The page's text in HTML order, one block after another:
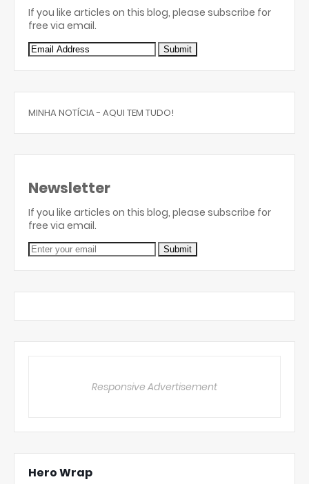
If you like articles on this blog, please subscribe for
free via email.
MINHA NOTÍCIA - AQUI TEM TUDO!
Newsletter
If you like articles on this blog, please subscribe for
free via email.
Responsive Advertisement
Hero Wrap